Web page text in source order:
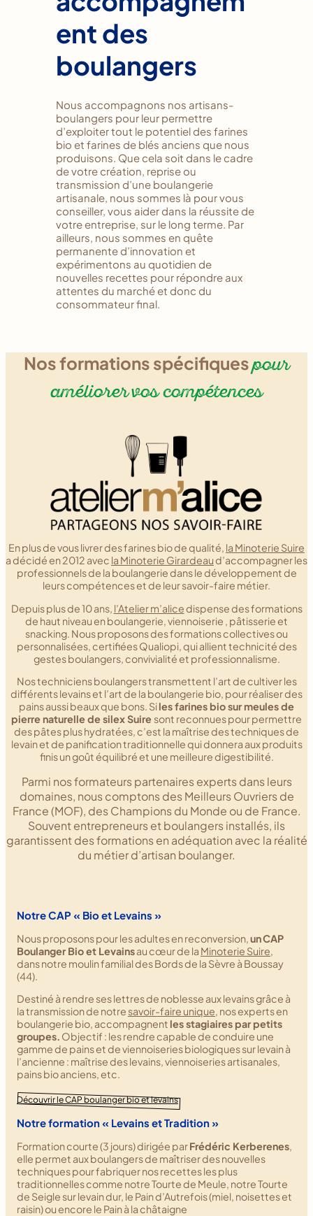
ent des
boulangers
Nous accompagnons nos artisans-
boulangers pour leur permettre
d’exploiter tout le potentiel des farines
bio et farines de blés anciens que nous
produisons. Que cela soit dans le cadre
de votre création, reprise ou
transmission d’une boulangerie
artisanale, nous sommes là pour vous
conseiller, vous aider dans la réussite de
votre entreprise, sur le long terme. Par
ailleurs, nous sommes en quête
permanente d’innovation et
expérimentons au quotidien de
nouvelles recettes pour répondre aux
attentes du marché et donc du
consommateur final.
Nos formations spécifiquespour
améliorer vos compétences
En plus de vous livrer des farines bio de qualité, la Minoterie Suire
a décidé en 2012 avec la Minoterie Girardeaud’accompagner les
professionnels de la boulangerie dans le développement de
leurs compétences et de leur savoir-faire métier.
Depuis plus de 10 ans, l’Atelier m’alicedispense des formations
de haut niveau en boulangerie, viennoiserie , pâtisserie et
snacking. Nous proposons des formations collectives ou
personnalisées, certifiées Qualiopi, qui allient technicité des
gestes boulangers, convivialité et professionnalisme.
Nos techniciens boulangers transmettent l’art de cultiver les
différents levains et l’art de la boulangerie bio, pour réaliser des
pains aussi beaux que bons. Siles farines bio sur meules de
pierre naturelle de silex Suire sont reconnues pour permettre
des pâtes plus hydratées, c’est la maîtrise des techniques de
levain et de panification traditionnelle qui donnera aux produits
finis un goût équilibré et une meilleure digestibilité.
Parmi nos formateurs partenaires experts dans leurs
domaines, nous comptons des Meilleurs Ouvriers de
France (MOF), des Champions du Monde ou de France.
Souvent entrepreneurs et boulangers installés, ils
garantissent des formations en adéquation avec la réalité
du métier d’artisan boulanger.
Notre CAP « Bio et Levains »
Nous proposons pour les adultes en reconversion,unCAP
Boulanger Bio et Levainsau cœur de la Minoterie Suire,
dans notre moulin familial des Bords de la Sèvre à Boussay
(44).
Destiné à rendre ses lettres de noblesse aux levains grâce à
la transmission de notre savoir-faire unique, nos experts en
boulangerie bio, accompagnent les stagiaires par petits
groupes. Objectif : les rendre capable de conduire une
gamme de pains et de viennoiseries biologiques sur levain à
l’ancienne : maîtrise des levains, viennoiseries artisanales,
pains bio anciens, etc.
Découvrir le CAP boulanger bio et levains
Notre formation « Levains et Tradition »
Formation courte (3 jours) dirigée parFrédéric Kerberenes
elle permet aux boulangers de maîtriser des nouvelles
techniques pour fabriquer nos recettes les plus
traditionnelles comme notre Tourte de Meule, notre Tourte
de Seigle sur levain dur, le Pain d’Autrefois (miel, noisettes et
raisin) ou encore le Pain à la châtaigne